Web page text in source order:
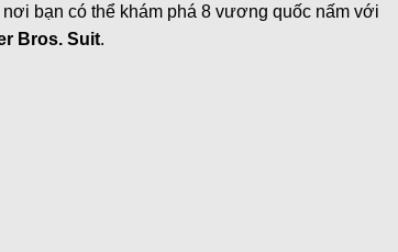
nơi bạn có thể khám phá 8 vương quốc nấm với
Bros. Suit.